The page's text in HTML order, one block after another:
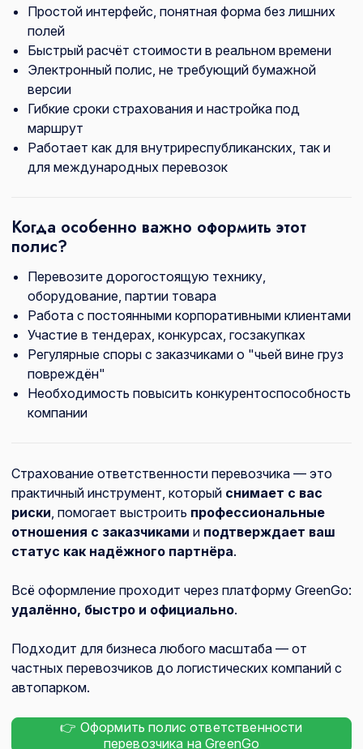
Простой интерфейс, понятная форма без лишних
полей
Быстрый расчёт стоимости в реальном времени
Электронный полис, не требующий бумажной
версии
Гибкие сроки страхования и настройка под
маршрут
Работает как для внутриреспубликанских, так и
для международных перевозок
Когда особенно важно оформить этот
полис?
Перевозите дорогостоящую технику,
оборудование, партии товара
Работа с постоянными корпоративными клиентами
Участие в тендерах, конкурсах, госзакупках
Регулярные споры с заказчиками о "чьей вине груз
повреждён"
Необходимость повысить конкурентоспособность
компании
Страхование ответственности перевозчика — это
практичный инструмент, который снимает с вас
риски, помогает выстроить профессиональные
отношения с заказчиками и подтверждает ваш
статус как надёжного партнёра.
Всё оформление проходит через платформу GreenGo:
удалённо, быстро и официально.
Подходит для бизнеса любого масштаба — от
частных перевозчиков до логистических компаний с
автопарком.
👉 Оформить полис ответственности
перевозчика на GreenGo